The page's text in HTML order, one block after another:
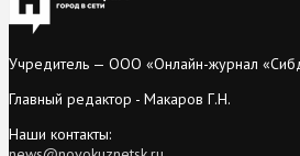
Учредитель — ООО «Онлайн-журнал
Главный редактор - Макаров Г.Н.
Наши контакты: